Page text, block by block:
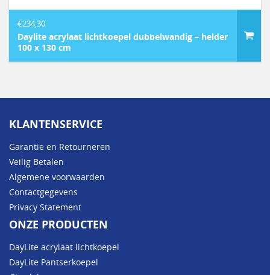
€234,30
Daylite acrylaat lichtkoepel dubbelwandig – helder
100 x 130 cm
KLANTENSERVICE
Garantie en Retourneren
Veilig Betalen
Algemene voorwaarden
Contactgegevens
Privacy Statement
ONZE PRODUCTEN
DayLite acrylaat lichtkoepel
DayLite Pantserkoepel